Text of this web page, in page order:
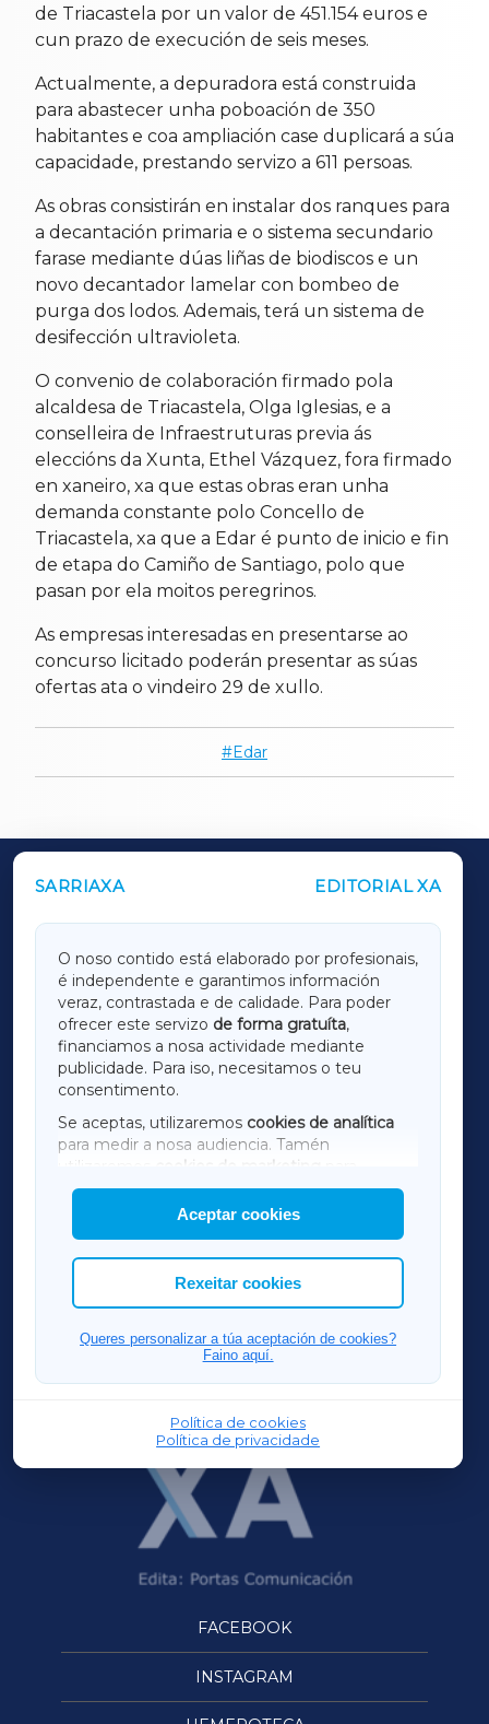
de Triacastela por un valor de 451.154 euros e
cun prazo de execución de seis meses.
Actualmente, a depuradora está construida
para abastecer unha poboación de 350
habitantes e coa ampliación case duplicará a súa
capacidade, prestando servizo a 611 persoas.
As obras consistirán en instalar dos ranques para
a decantación primaria e o sistema secundario
farase mediante dúas liñas de biodiscos e un
novo decantador lamelar con bombeo de
purga dos lodos. Ademais, terá un sistema de
desifección ultravioleta.
O convenio de colaboración firmado pola
alcaldesa de Triacastela, Olga Iglesias, e a
conselleira de Infraestruturas previa ás
eleccións da Xunta, Ethel Vázquez, fora firmado
en xaneiro, xa que estas obras eran unha
demanda constante polo Concello de
Triacastela, xa que a Edar é punto de inicio e fin
de etapa do Camiño de Santiago, polo que
pasan por ela moitos peregrinos.
As empresas interesadas en presentarse ao
concurso licitado poderán presentar as súas
ofertas ata o vindeiro 29 de xullo.
Edar
SARRIAXA EDITORIAL XA
O noso contido está elaborado por profesionais,
é independente e garantimos información
veraz, contrastada e de calidade. Para poder
ofrecer este servizo de forma gratuíta,
financiamos a nosa actividade mediante
publicidade. Para iso, necesitamos o teu
consentimento.
Se aceptas, utilizaremos cookies de analítica
para medir a nosa audiencia. Tamén
utilizaremos
cookies de marketing
mostrar publicidade de terceiros.
Así mesmo, podes personalizar a elección das
cookies que desexas permitir.
Aceptar cookies
Rexeitar cookies
Queres personalizar a túa aceptación de cookies?
Faino aquí.
Política de cookies
Política de privacidade
OUTROS PERIÓDICOS
LUGOXA
TERRACHAXA
AMARIÑAXA
RIBEIRASACRAXA
ACORUÑAXA
FERROLXA
OURENSEXA
FACEBOOK
INSTAGRAM